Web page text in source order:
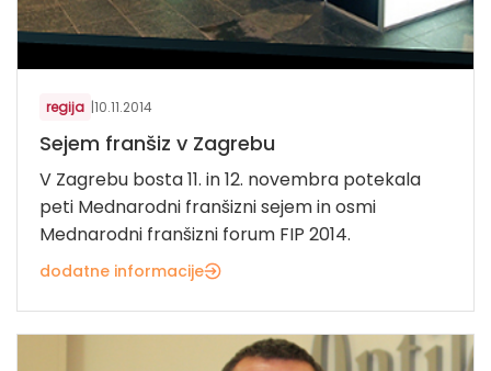
regija |10.11.2014
Sejem franšiz v Zagrebu
V Zagrebu bosta 11. in 12. novembra potekala
peti Mednarodni franšizni sejem in osmi
Mednarodni franšizni forum FIP 2014.
dodatne informacije